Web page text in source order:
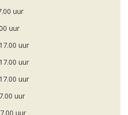
uur
uur
uur
uur
uur
uur
uur